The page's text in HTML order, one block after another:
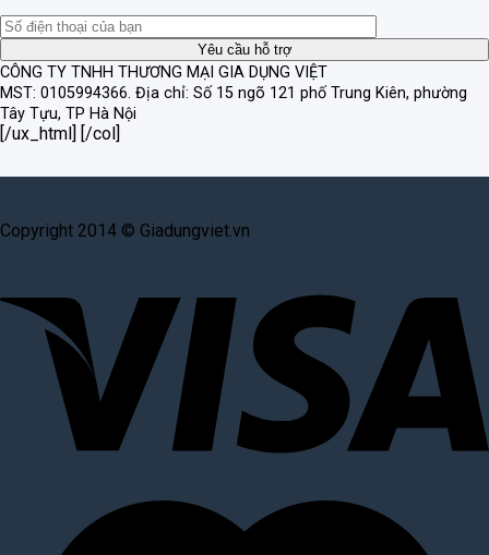
CÔNG TY TNHH THƯƠNG MẠI GIA DỤNG VIỆT
MST: 0105994366. Địa chỉ: Số 15 ngõ 121 phố Trung Kiên, phường
Tây Tựu, TP Hà Nội
[/ux_html] [/col]
Copyright 2014 © Giadungviet.vn